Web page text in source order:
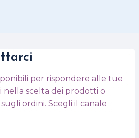
per rispondere alle tue
nella scelta dei prodotti o
ordini. Scegli il canale